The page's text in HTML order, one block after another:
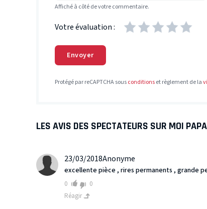
Affiché à côté de votre commentaire.
Votre évaluation :
Envoyer
Protégé par reCAPTCHA sousconditionset règlement de la
LES AVIS DES SPECTATEURS SUR MOI
23/03/2018Anonyme
excellente pièce , rires permanents , grande
0
0
Réagir